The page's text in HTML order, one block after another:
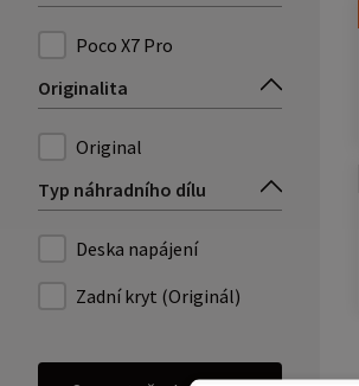
Poco X7 Pro
Originalita
Original
Typ náhradního dílu
Deska napájení
Zadní kryt (Originál)